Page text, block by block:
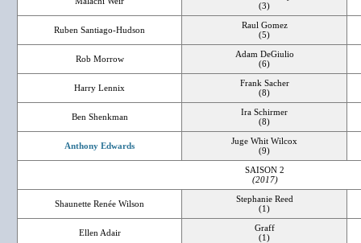
(3)
Ruben Santiago-Hudson
Raul Gomez
(5)
Rob Morrow
Adam DeGiulio
(6)
Harry Lennix
Frank Sacher
(8)
Ben Shenkman
Ira Schirmer
(8)
Anthony Edwards
Juge Whit Wilcox
(9)
SAISON 2
(2017)
Shaunette Renée Wilson
Stephanie Reed
(1)
Ellen Adair
Graff
(1)